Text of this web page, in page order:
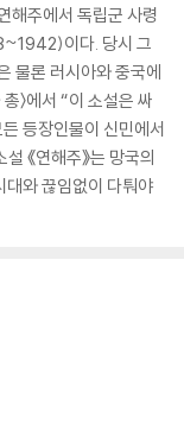
해주에서 독립군 사령
이다. 당시 그
물론 러시아와 중국에
〉에서 “이 소설은 싸
등장인물이 신민에서
《연해주》는 망국의
대와 끊임없이 다퉈야